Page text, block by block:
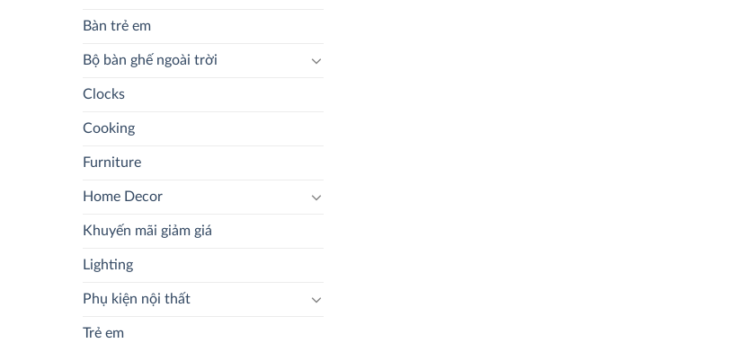
Bàn trẻ em
Bộ bàn ghế ngoài trời
Clocks
Cooking
Furniture
Home Decor
Khuyến mãi giảm giá
Lighting
Phụ kiện nội thất
Trẻ em